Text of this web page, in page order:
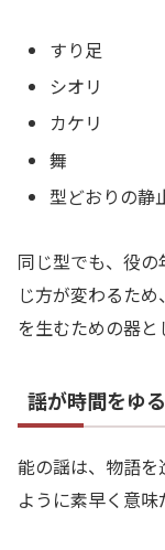
すり足
シオリ
カケリ
舞
型どおりの静
同じ型でも、役
じ方が変わるた
を生むための器と
謡が時間をゆ
能の謡は、物語
ように素早く意味